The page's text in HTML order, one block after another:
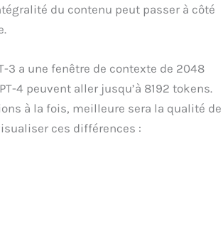
du contenu peut passer à côté
3 a une fenêtre de contexte de 2048
4 peuvent aller jusqu’à 8192 tokens.
à la fois, meilleure sera la qualité de
ces différences :